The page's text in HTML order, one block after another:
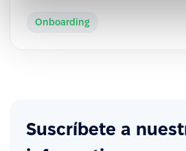
Onboarding
Suscríbete a